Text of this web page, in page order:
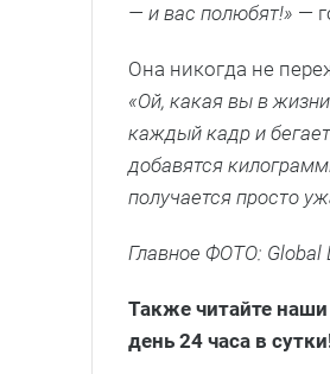
— и вас полюбят!» —
Она никогда не
«Ой, какая вы в
каждый кадр и
добавятся
получается просто
Главное ФОТО: Global
Также читайте
день 24 часа в